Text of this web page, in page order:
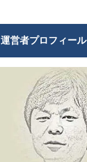
運営者プロフィール